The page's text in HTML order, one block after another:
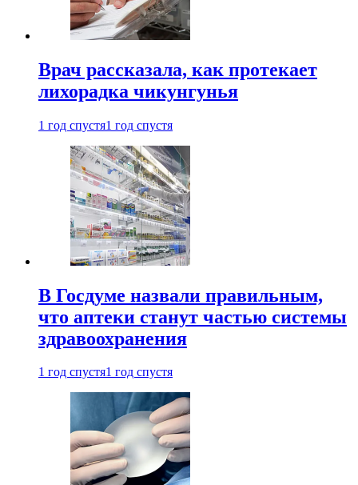
Врач рассказала, как протекает
лихорадка чикунгунья
1 год спустя1 год спустя
В Госдуме назвали правильным,
что аптеки станут частью системы
здравоохранения
1 год спустя1 год спустя